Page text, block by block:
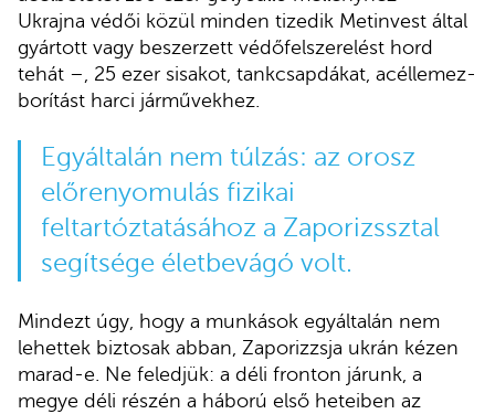
Ukrajna védői közül minden tizedik Metinvest által
gyártott vagy beszerzett védőfelszerelést hord
tehát –, 25 ezer sisakot, tankcsapdákat, acéllemez-
borítást harci járművekhez.
Egyáltalán nem túlzás: az orosz
előrenyomulás fizikai
feltartóztatásához a Zaporizssztal
segítsége életbevágó volt.
Mindezt úgy, hogy a munkások egyáltalán nem
lehettek biztosak abban, Zaporizzsja ukrán kézen
marad-e. Ne feledjük: a déli fronton járunk, a
megye déli részén a háború első heteiben az